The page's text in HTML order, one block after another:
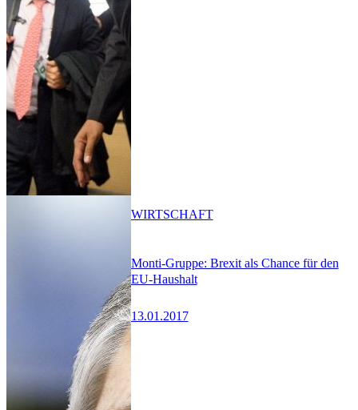
Monti-Gruppe: Brexit als Chance für den
EU-Haushalt
13.01.2017
WIRTSCHAFT